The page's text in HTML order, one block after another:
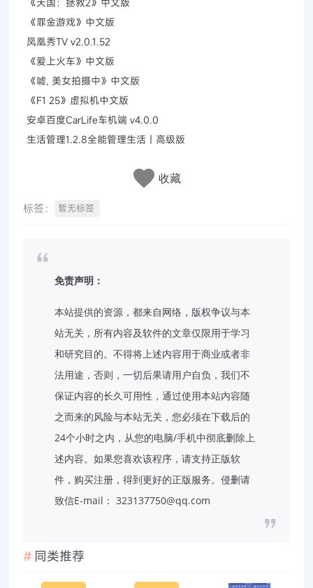
《罪金游戏》中文版
凤凰秀TV v2.0.1.52
《爱上火车》中文版
《嘘, 美女拍摄中》中文版
《F1 25》虚拟机中文版
安卓百度CarLife车机端 v4.0.0
生活管理1.2.8全能管理生活｜高级版
收藏
标签： 暂无标签
免责声明：
本站提供的资源，都来自网络，版权争议与本
站无关，所有内容及软件的文章仅限用于学习
和研究目的。不得将上述内容用于商业或者非
法用途，否则，一切后果请用户自负，我们不
保证内容的长久可用性，通过使用本站内容随
之而来的风险与本站无关，您必须在下载后的
24个小时之内，从您的电脑/手机中彻底删除上
述内容。如果您喜欢该程序，请支持正版软
件，购买注册，得到更好的正版服务。侵删请
致信E-mail： 323137750@qq.com
同类推荐